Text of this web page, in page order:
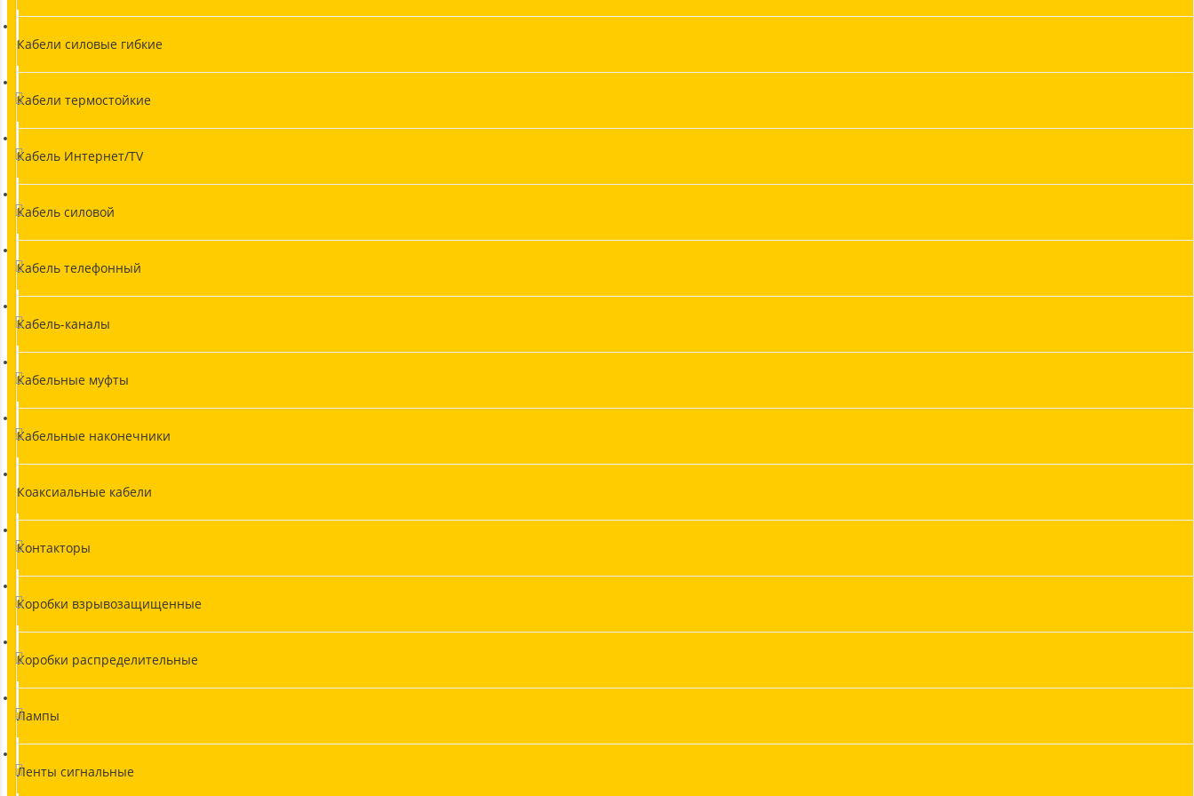
Кабели силовые гибкие
Кабели термостойкие
Кабель Интернет/TV
Кабель силовой
Кабель телефонный
Кабель-каналы
Кабельные муфты
Кабельные наконечники
Коаксиальные кабели
Контакторы
Коробки взрывозащищенные
Коробки распределительные
Лампы
Ленты сигнальные